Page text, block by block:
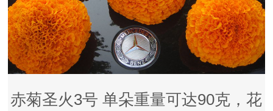
赤菊圣火3号 单朵重量可达90克，花